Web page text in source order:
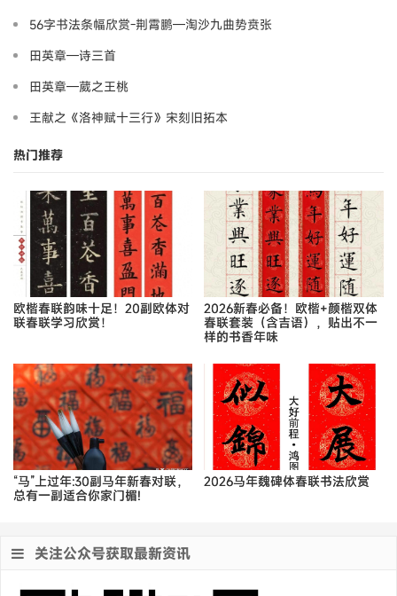
56字书法条幅欣赏-荆霄鹏—淘沙九曲势贲张
田英章—诗三首
田英章—葳之王桃
王献之《洛神赋十三行》宋刻旧拓本
热门推荐
欧楷春联韵味十足！20副欧体对
联春联学习欣赏！
2026新春必备！欧楷+颜楷双体
春联套装（含吉语），贴出不一
样的书香年味
“马”上过年:30副马年新春对联，
总有一副适合你家门楣!
2026马年魏碑体春联书法欣赏
关注公众号获取最新资讯